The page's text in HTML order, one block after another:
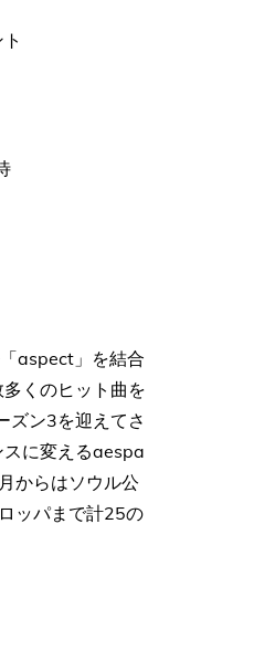
aspect」を結合
くのヒット曲を
ズン3を迎えてさ
スに変えるaespa
からはソウル公
ッパまで計25の